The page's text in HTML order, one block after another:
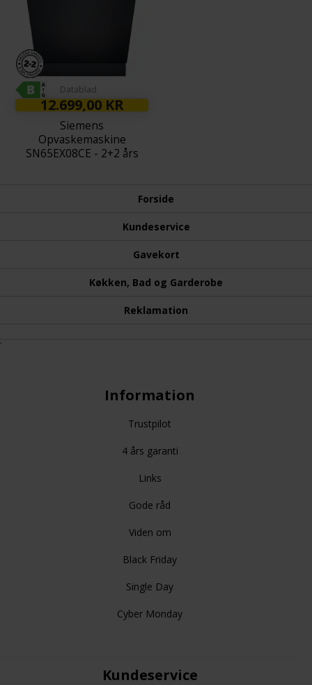
Datablad
12.699,00 KR
Siemens
Opvaskemaskine
SN65EX08CE - 2+2 års
Forside
Kundeservice
Gavekort
Køkken, Bad og Garderobe
Reklamation
Kundeservice
Information
Trustpilot
4 års garanti
Links
Gode råd
Viden om
Black Friday
Single Day
Cyber Monday
.